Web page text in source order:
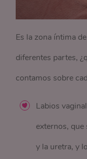
Es la zona íntima
diferentes partes,
contamos sobre
Labios
externos, que
y la uretra, y